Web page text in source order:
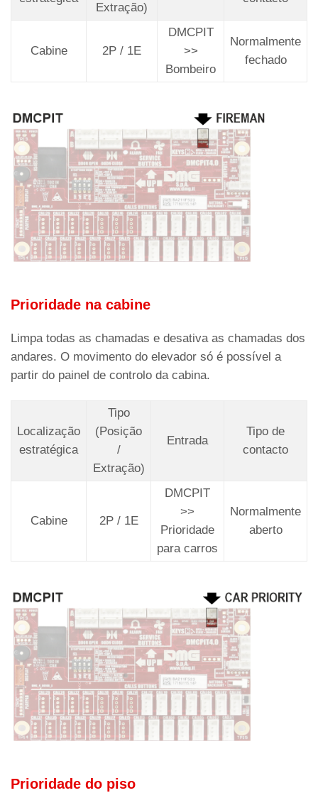
Extração)
Cabine 2P / 1E
DMCPIT
>>
Bombeiro
Normalmente
fechado
Prioridade na cabine
Limpa todas as chamadas e desativa as chamadas dos
andares. O movimento do elevador só é possível a
partir do painel de controlo da cabina.
Localização
estratégica
Tipo
(Posição
/
Extração)
Entrada
Tipo de
contacto
Cabine 2P / 1E
DMCPIT
>>
Prioridade
para carros
Normalmente
aberto
Prioridade do piso